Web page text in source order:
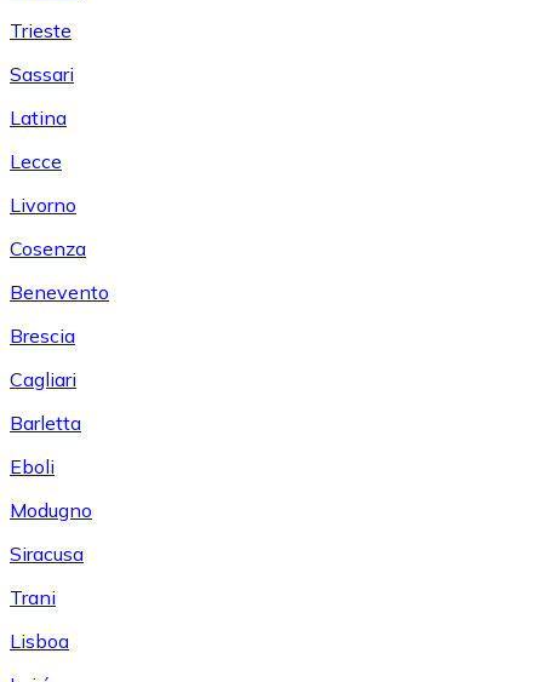
Trieste
Sassari
Latina
Lecce
Livorno
Cosenza
Benevento
Brescia
Cagliari
Barletta
Eboli
Modugno
Siracusa
Trani
Lisboa